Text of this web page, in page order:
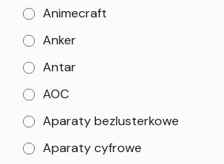
Animecraft
Anker
Antar
AOC
Aparaty bezlusterkowe
Aparaty cyfrowe